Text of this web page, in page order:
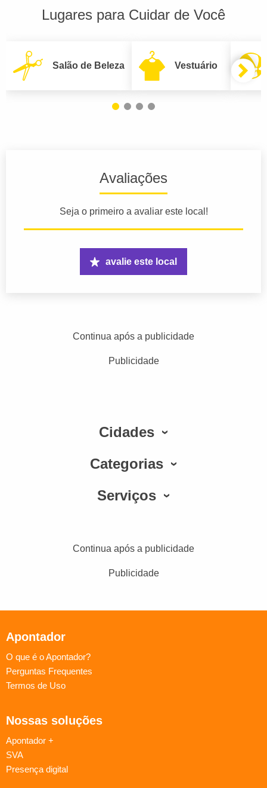
Lugares para Cuidar de Você
Salão de Beleza Vestuário
Avaliações
Seja o primeiro a avaliar este local!
avalie este local
Continua após a publicidade
Publicidade
Cidades
Categorias
Serviços
Continua após a publicidade
Publicidade
Apontador
O que é o Apontador?
Perguntas Frequentes
Termos de Uso
Nossas soluções
Apontador +
SVA
Presença digital